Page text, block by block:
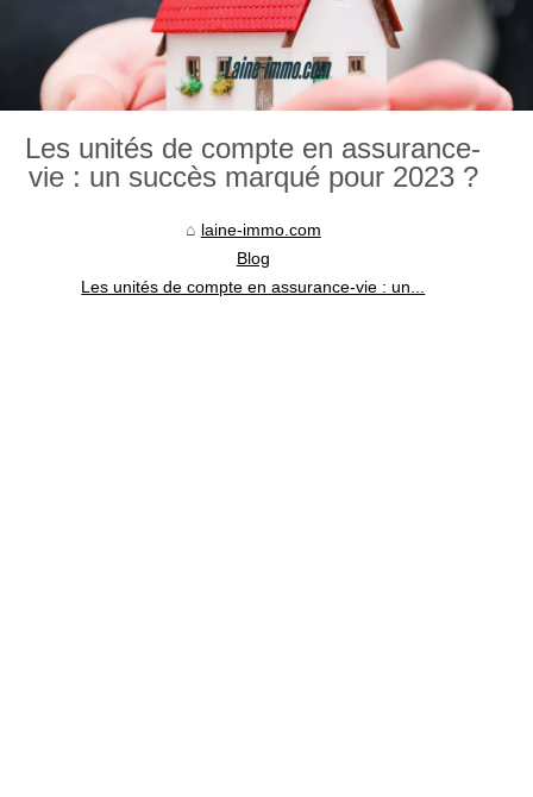
Les unités de compte en assurance-
vie : un succès marqué pour 2023 ?
laine-immo.com
Blog
Les unités de compte en assurance-vie : un...